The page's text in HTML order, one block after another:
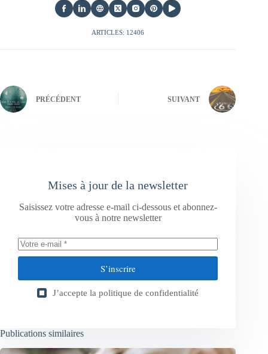
ARTICLES: 12406
PRÉCÉDENT SUIVANT
Mises à jour de la newsletter
Saisissez votre adresse e-mail ci-dessous et abonnez-
vous à notre newsletter
S’inscrire
J’accepte la politique de confidentialité
Publications similaires